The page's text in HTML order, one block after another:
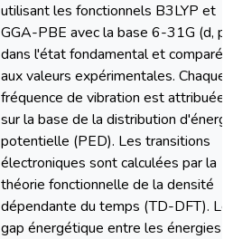
utilisant les fonctionnels B3LYP et
GGA-PBE avec la base 6-31G (d, p)
dans l'état fondamental et comparés
aux valeurs expérimentales. Chaque
fréquence de vibration est attribuée
sur la base de la distribution
potentielle (PED). Les transitions
électroniques sont calculées par la
théorie fonctionnelle de la densité
dépendante du temps (TD-DFT). Le
gap énergétique entre les énergies